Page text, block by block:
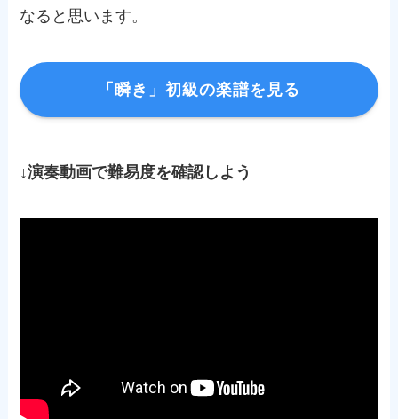
なると思います。
「瞬き」初級の楽譜を見る
↓演奏動画で難易度を確認しよう